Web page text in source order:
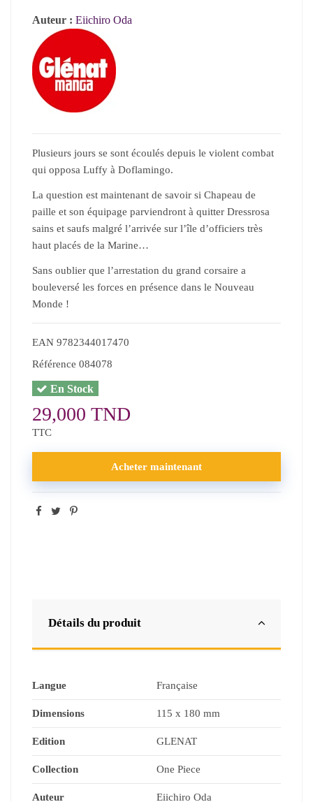
Auteur : Eiichiro Oda
Plusieurs jours se sont écoulés depuis le violent combat
qui opposa Luffy à Doflamingo.
La question est maintenant de savoir si Chapeau de
paille et son équipage parviendront à quitter Dressrosa
sains et saufs malgré l’arrivée sur l’île d’officiers très
haut placés de la Marine…
Sans oublier que l’arrestation du grand corsaire a
bouleversé les forces en présence dans le Nouveau
Monde !
EAN 9782344017470
Référence 084078
En Stock
29,000 TND
TTC
Acheter maintenant
Détails du produit
Langue Française
Dimensions 115 x 180 mm
Edition GLENAT
Collection One Piece
Auteur Eiichiro Oda